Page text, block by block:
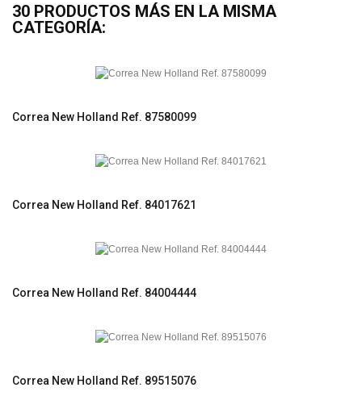
30 PRODUCTOS MÁS EN LA MISMA
CATEGORÍA:
Correa New Holland Ref. 87580099
Correa New Holland Ref. 84017621
Correa New Holland Ref. 84004444
Correa New Holland Ref. 89515076